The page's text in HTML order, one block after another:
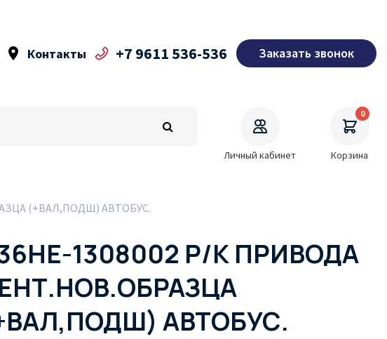
Контакты +7 9611 536-536 Заказать звонок
Личный кабинет
0
Корзина
(+ВАЛ,ПОДШ) АВТОБУС.
1308002 Р/К ПРИВОДА
АВТОБУС.